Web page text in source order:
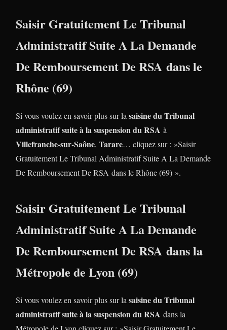
Saisir Gratuitement Le Tribunal
Administratif Suite A La Demande
De Remboursement De RSA dans le
Rhône (69)
Si vous voulez en savoir plus sur lasaisine du Tribunal
administratif suite à la suspension du RSA à
Villefranche-sur-Saône, Tarare… cliquez sur : »Saisir
Gratuitement Le Tribunal Administratif Suite A La Demande
De Remboursement De RSA dans le Rhône (69) ».
Saisir Gratuitement Le Tribunal
Administratif Suite A La Demande
De Remboursement De RSA dans la
Métropole de Lyon (69)
Si vous voulez en savoir plus sur lasaisine du Tribunal
administratif suite à la suspension du RSA dans la